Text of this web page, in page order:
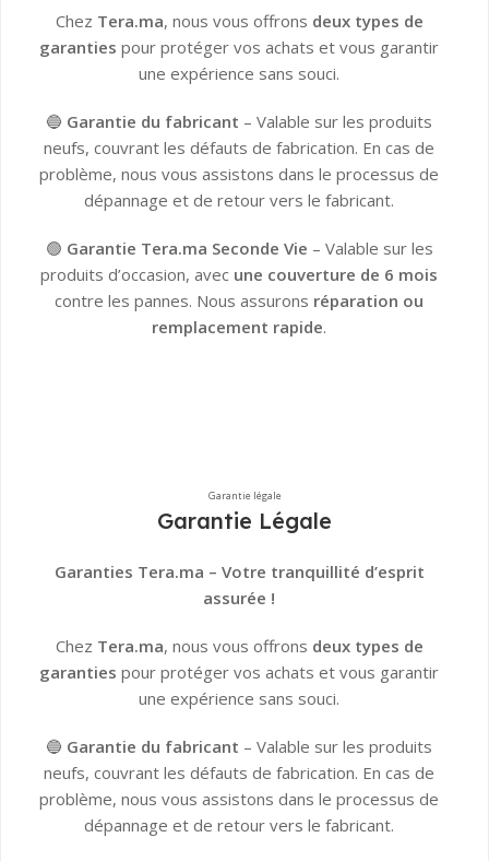
Chez Tera.ma, nous vous offrons deux types de
garanties pour protéger vos achats et vous garantir
une expérience sans souci.
🔵 Garantie du fabricant – Valable sur les produits
neufs, couvrant les défauts de fabrication. En cas de
problème, nous vous assistons dans le processus de
dépannage et de retour vers le fabricant.
🟢 Garantie Tera.ma Seconde Vie – Valable sur les
produits d’occasion, avec une couverture de 6 mois
contre les pannes. Nous assurons réparation ou
remplacement rapide.
👉Tous les détails ici
Garantie légale
Garantie Légale
Garanties Tera.ma – Votre tranquillité d’esprit
assurée !
Chez Tera.ma, nous vous offrons deux types de
garanties pour protéger vos achats et vous garantir
une expérience sans souci.
🔵 Garantie du fabricant – Valable sur les produits
neufs, couvrant les défauts de fabrication. En cas de
problème, nous vous assistons dans le processus de
dépannage et de retour vers le fabricant.